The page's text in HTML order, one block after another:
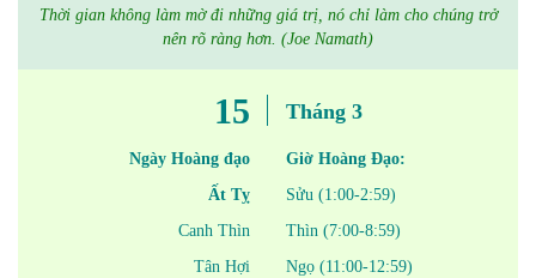
Thời gian không làm mờ đi những giá trị, nó chỉ làm cho chúng trở
nên rõ ràng hơn. (Joe Namath)
15
Ngày Hoàng đạo
Ất Tỵ
Canh Thìn
Tân Hợi
Tháng 3
Giờ Hoàng Đạo:
Sửu (1:00-2:59)
Thìn (7:00-8:59)
Ngọ (11:00-12:59)